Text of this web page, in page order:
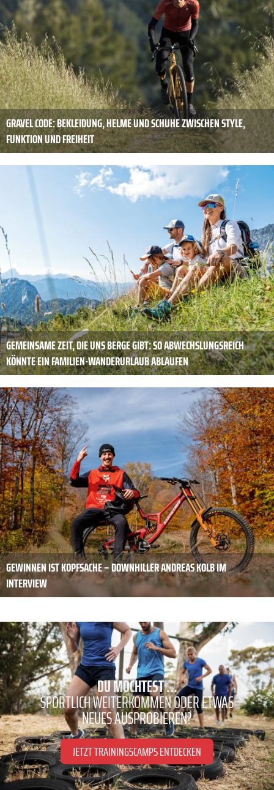
GRAVEL CODE: BEKLEIDUNG, HELME UND SCHUHE ZWISCHEN STYLE,
FUNKTION UND FREIHEIT
GEMEINSAME ZEIT, DIE UNS BERGE GIBT: SO ABWECHSLUNGSREICH
KÖNNTE EIN FAMILIEN-WANDERURLAUB ABLAUFEN
GEWINNEN IST KOPFSACHE – DOWNHILLER ANDREAS KOLB IM
INTERVIEW
DU MÖCHTEST ...
SPORTLICH WEITERKOMMEN ODER ETWAS
NEUES AUSPROBIEREN?
JETZT TRAININGSCAMPS ENTDECKEN